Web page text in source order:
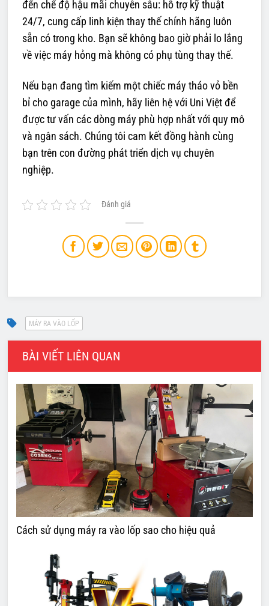
đến chế độ hậu mãi chuyên sâu: hỗ trợ kỹ thuật
24/7, cung cấp linh kiện thay thế chính hãng luôn
sẵn có trong kho. Bạn sẽ không bao giờ phải lo lắng
về việc máy hỏng mà không có phụ tùng thay thế.
Nếu bạn đang tìm kiếm một chiếc máy tháo vỏ bền
bỉ cho garage của mình, hãy liên hệ với Uni Việt để
được tư vấn các dòng máy phù hợp nhất với quy mô
và ngân sách. Chúng tôi cam kết đồng hành cùng
bạn trên con đường phát triển dịch vụ chuyên
nghiệp.
Đánh giá
BÀI VIẾT LIÊN QUAN
Cách sử dụng máy ra vào lốp sao cho hiệu quả